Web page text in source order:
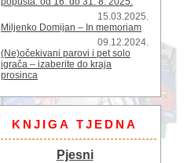
15.03.2025.
Miljenko Domijan – In memoriam
09.12.2024.
(Ne)očekivani parovi i pet solo
igrača – izaberite do kraja
prosinca
KNJIGA TJEDNA
Pjesni